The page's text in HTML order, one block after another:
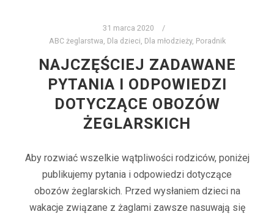
31 marca 2020
ABC żeglarstwa, Dla dzieci, Dla młodzieży, Poradnik
NAJCZĘŚCIEJ ZADAWANE
PYTANIA I ODPOWIEDZI
DOTYCZĄCE OBOZÓW
ŻEGLARSKICH
Aby rozwiać wszelkie wątpliwości rodziców, poniżej
publikujemy pytania i odpowiedzi dotyczące
obozów żeglarskich. Przed wysłaniem dzieci na
wakacje związane z żaglami zawsze nasuwają się